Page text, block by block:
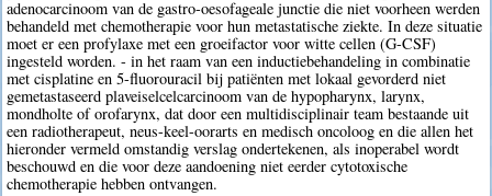
adenocarcinoom van de gastro-oesofageale junctie die niet voorheen werden
behandeld met chemotherapie voor hun metastatische ziekte. In deze situatie
moet er een profylaxe met een groeifactor voor witte cellen (G-CSF)
ingesteld worden. - in het raam van een inductiebehandeling in combinatie
met cisplatine en 5-fluorouracil bij patiënten met lokaal gevorderd niet
gemetastaseerd plaveiselcelcarcinoom van de hypopharynx, larynx,
mondholte of orofarynx, dat door een multidisciplinair team bestaande uit
een radiotherapeut, neus-keel-oorarts en medisch oncoloog en die allen het
hieronder vermeld omstandig verslag ondertekenen, als inoperabel wordt
beschouwd en die voor deze aandoening niet eerder cytotoxische
chemotherapie hebben ontvangen.